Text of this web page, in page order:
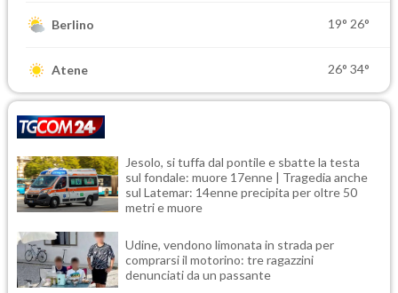
Berlino 19° 26°
Atene 26° 34°
Jesolo, si tuffa dal pontile e sbatte la testa
sul fondale: muore 17enne | Tragedia anche
sul Latemar: 14enne precipita per oltre 50
metri e muore
Udine, vendono limonata in strada per
comprarsi il motorino: tre ragazzini
denunciati da un passante